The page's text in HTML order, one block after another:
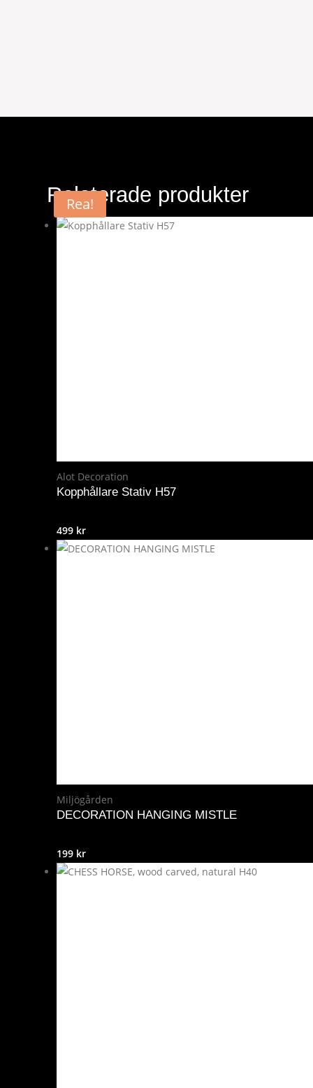
Relaterade produkter
Alot Decoration
Kopphållare Stativ H57
499 kr
Miljögården
DECORATION HANGING MISTLE
199 kr
Rea!